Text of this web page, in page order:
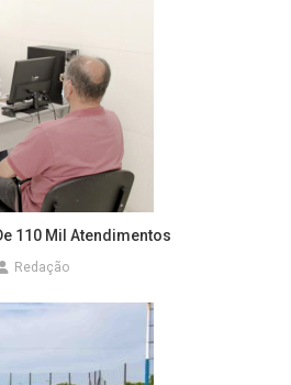
110 Mil Atendimentos
Redação